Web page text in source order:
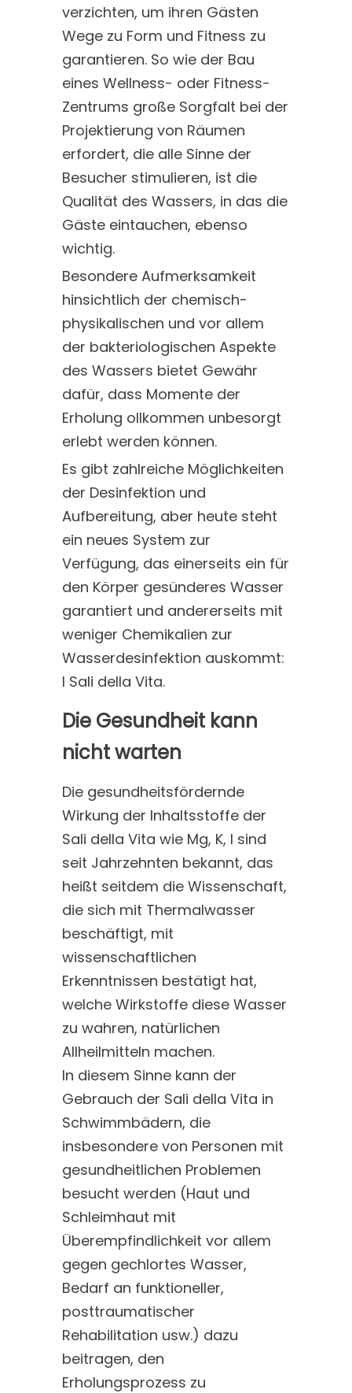
verzichten, um ihren Gästen
Wege zu Form und Fitness zu
garantieren. So wie der Bau
eines Wellness- oder Fitness-
Zentrums große Sorgfalt bei der
Projektierung von Räumen
erfordert, die alle Sinne der
Besucher stimulieren, ist die
Qualität des Wassers, in das die
Gäste eintauchen, ebenso
wichtig.
Besondere Aufmerksamkeit
hinsichtlich der chemisch-
physikalischen und vor allem
der bakteriologischen Aspekte
des Wassers bietet Gewähr
dafür, dass Momente der
Erholung ollkommen unbesorgt
erlebt werden können.
Es gibt zahlreiche Möglichkeiten
der Desinfektion und
Aufbereitung, aber heute steht
ein neues System zur
Verfügung, das einerseits ein für
den Körper gesünderes Wasser
garantiert und andererseits mit
weniger Chemikalien zur
Wasserdesinfektion auskommt:
I Sali della Vita.
Die Gesundheit kann
nicht warten
Die gesundheitsfördernde
Wirkung der Inhaltsstoffe der
Sali della Vita wie Mg, K, I sind
seit Jahrzehnten bekannt, das
heißt seitdem die Wissenschaft,
die sich mit Thermalwasser
beschäftigt, mit
wissenschaftlichen
Erkenntnissen bestätigt hat,
welche Wirkstoffe diese Wasser
zu wahren, natürlichen
Allheilmitteln machen.
In diesem Sinne kann der
Gebrauch der Sali della Vita in
Schwimmbädern, die
insbesondere von Personen mit
gesundheitlichen Problemen
besucht werden (Haut und
Schleimhaut mit
Überempfindlichkeit vor allem
gegen gechlortes Wasser,
Bedarf an funktioneller,
posttraumatischer
Rehabilitation usw.) dazu
beitragen, den
Erholungsprozess zu